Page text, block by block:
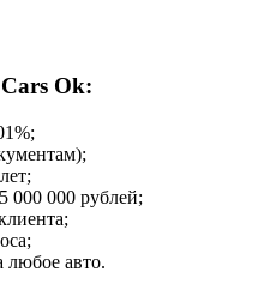
Ok:
;
000 000 рублей;
любое авто.